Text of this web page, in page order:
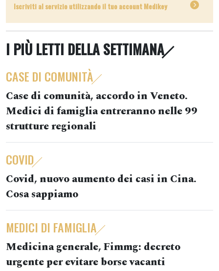
Iscriviti al servizio utilizzando il tuo account Medikey
I PIÙ LETTI DELLA SETTIMANA
CASE DI COMUNITÀ
Case di comunità, accordo in Veneto.
Medici di famiglia entreranno nelle 99
strutture regionali
COVID
Covid, nuovo aumento dei casi in Cina.
Cosa sappiamo
MEDICI DI FAMIGLIA
Medicina generale, Fimmg: decreto
urgente per evitare borse vacanti